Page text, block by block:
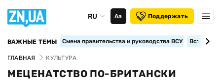
RU Аа Поддержать
ВАЖНЫЕ ТЕМЫ Смена правительства и руководства ВСУ
ГЛАВНАЯ КУЛЬТУРА
МЕЦЕНАТСТВО ПО-БРИТАНСКИ